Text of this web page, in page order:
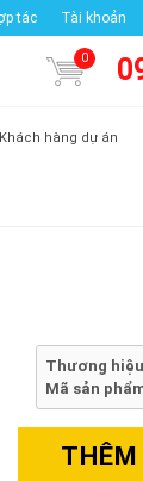
tác Tài khoản
0
Khách hàng dự án
Thương hiệu
Mã sản
THÊM